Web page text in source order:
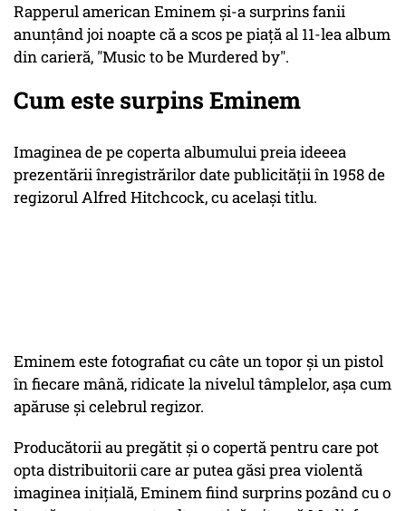
Rapperul american Eminem și-a surprins fanii
anunțând joi noapte că a scos pe piață al 11-lea album
din carieră, "Music to be Murdered by".
Cum este surpins Eminem
Imaginea de pe coperta albumului preia ideeea
prezentării înregistrărilor date publicității în 1958 de
regizorul Alfred Hitchcock, cu același titlu.
Eminem este fotografiat cu câte un topor și un pistol
în fiecare mână, ridicate la nivelul tâmplelor, așa cum
apăruse și celebrul regizor.
Producătorii au pregătit și o copertă pentru care pot
opta distribuitorii care ar putea găsi prea violentă
imaginea inițială, Eminem fiind surprins pozând cu o